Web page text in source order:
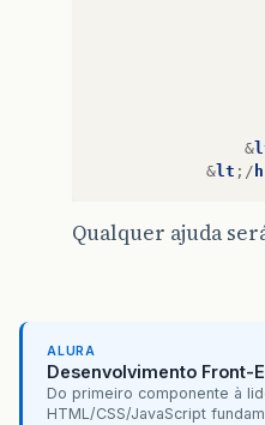
&
&lt ;/ h
Qualquer ajuda
ALURA
Desenvolvimento Front-
Do primeiro componente à
HTML/CSS/JavaScript